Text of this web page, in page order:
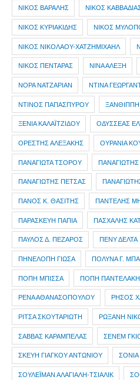
ΝΙΚΟΣ ΒΑΡΑΛΗΣ ΝΙΚΟΣ
ΝΙΚΟΣ ΚΥΡΙΑΚΙΔΗΣ ΝΙΚΟΣ
ΝΙΚΟΣ ΝΙΚΟΛΑΟΥ-ΧΑΤΖΗΜΙΧΑΗΛ
ΝΙΚΟΣ ΠΕΝΤΑΡΑΣ ΝΙΝΑ ΑΛΕΞΗ
ΝΟΡΑ ΝΑΤΖΑΡΙΑΝ ΝΤΙΝΑ
ΝΤΙΝΟΣ ΠΑΠΑΣΠΥΡΟΥ
ΞΕΝΙΑ ΚΑΛΑΪΤΖΙΔΟΥ ΟΔΥΣΣΕΑΣ
ΟΡΕΣΤΗΣ ΑΛΕΞΑΚΗΣ ΟΥΡΑΝΙΑ
ΠΑΝΑΓΙΩΤΑ ΤΣΟΡΟΥ ΠΑΝΑΓΙΩΤΗΣ
ΠΑΝΑΓΙΩΤΗΣ ΠΕΤΣΑΣ
ΠΑΝΟΣ Κ. ΘΑΣΙΤΗΣ ΠΑΝΤΕΛΗΣ
ΠΑΡΑΣΚΕΥΗ ΠΑΠΙΑ ΠΑΣΧΑΛΗΣ
ΠΑΥΛΟΣ Δ. ΠΕΖΑΡΟΣ ΠΕΝΥ ΔΕΛΤΑ
ΠΗΝΕΛΟΠΗ ΓΙΩΣΑ ΠΟΛΥΝΑ Γ.
ΠΟΠΗ ΜΠΙΣΣΑ ΠΟΠΗ ΠΑΝΤΕΛΑΚΗ
ΡΕΝΑ ΑΘΑΝΑΣΟΠΟΥΛΟΥ ΡΗΣΟΣ
ΡΙΤΣΑ ΣΚΟΥΤΑΡΙΩΤΗ ΡΩΞΑΝΗ
ΣΑΒΒΑΣ ΚΑΡΑΜΠΕΛΑΣ ΣΕΝΕΜ
ΣΚΕΥΗ ΓΙΑΓΚΟΥ ΑΝΤΩΝΙΟΥ
ΣΟΥΛΕΪΜΑΝ ΑΛΑΓΙΑΛΗ-ΤΣΙΑΛΙΚ